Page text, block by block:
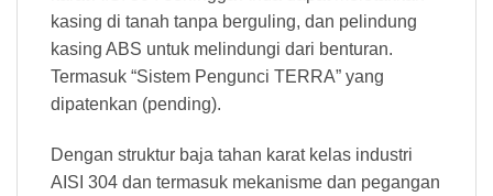
kasing di tanah tanpa berguling, dan pelindung
kasing ABS untuk melindungi dari benturan.
Termasuk “Sistem Pengunci TERRA” yang
dipatenkan (pending).
Dengan struktur baja tahan karat kelas industri
AISI 304 dan termasuk mekanisme dan pegangan